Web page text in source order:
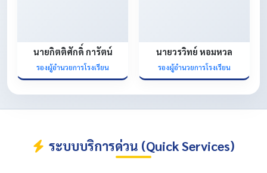
นายกิตติศักดิ์ การัตน์
รองผู้อำนวยการโรงเรียน
นายวรวิทย์ หอมหวล
รองผู้อำนวยการโรงเรียน
ระบบบริการด่วน (Quick Services)